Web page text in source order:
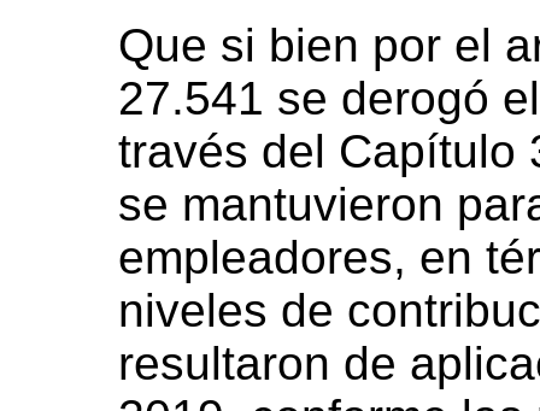
Que si bien por el
27.541 se derogó
través del Capítulo
se mantuvieron
empleadores, en
niveles de
resultaron de